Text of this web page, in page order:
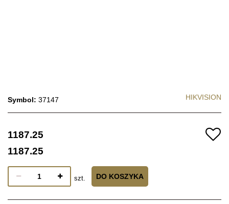
Symbol: 37147 HIKVISION
1187.25
1187.25
szt. DO KOSZYKA